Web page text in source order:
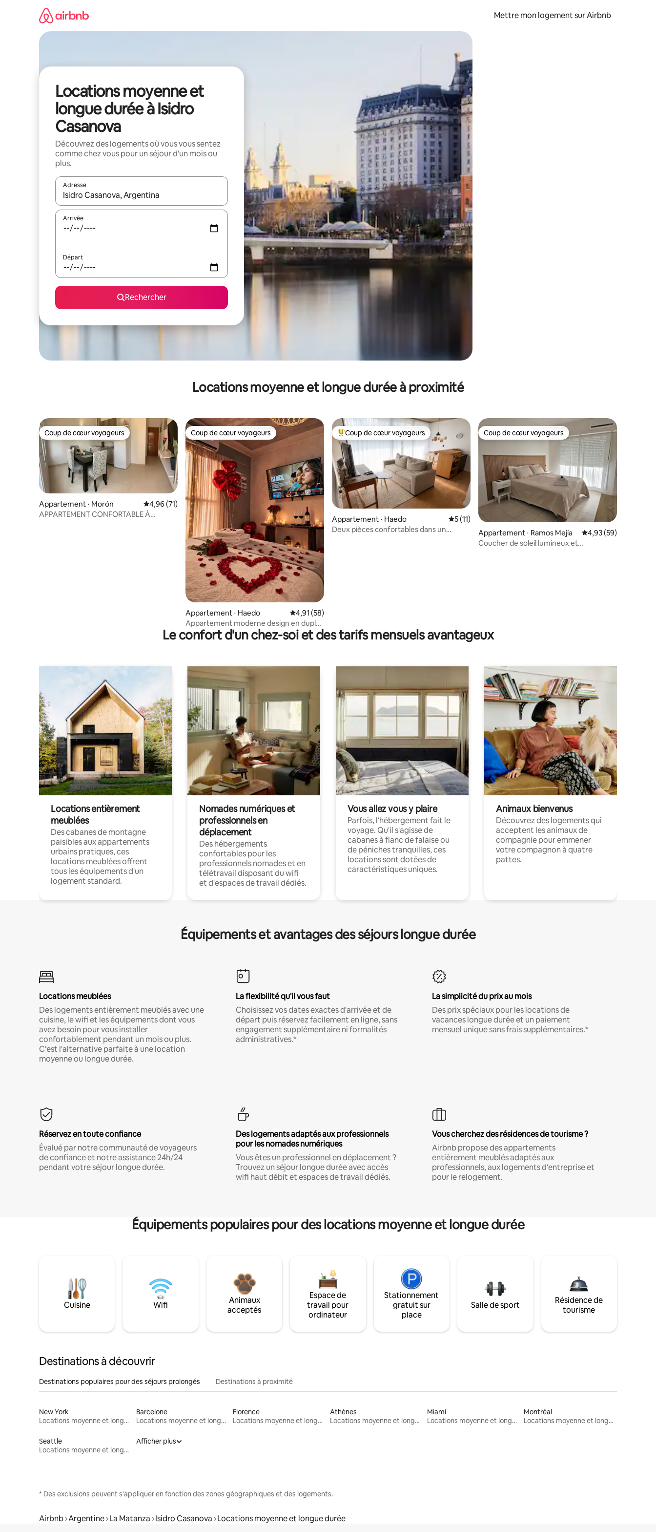
Mettre mon logement sur Airbnb
Locations moyenne et
longue durée à Isidro
Casanova
Découvrez des logements où vous vous sentez
comme chez vous pour un séjour d'un mois ou
plus.
Adresse
Lorsque les résultats s'affichent, utilisez les flèches vers le haut et vers le bas pour les parcourir ou en appuyant et en faisant glisser.
Arrivée
Départ
Rechercher
Locations moyenne et longue durée à proximité
Coup de cœur voyageurs
Coup de cœur voyageurs
Appartement ⋅ Morón Évaluation moyenne sur la base de 71 commentaires : 4,96 sur 5
4,96 (71)
APPARTEMENT CONFORTABLE À
Coup de cœur voyageurs
Coup de cœur voyageurs
Appartement ⋅ Haedo Évaluation moyenne sur la base de 58 commentaires : 4,91 sur 5
4,91 (58)
Appartement moderne design en duplex
à Haedo Centro
Coups de cœur voyageurs les plus appréciés
Coup de cœur voyageurs
Appartement ⋅ Haedo Évaluation moyenne sur la base de 11 commentaires : 5 sur 5
5 (11)
Deux pièces confortables dans un
Coup de cœur voyageurs
Coup de cœur voyageurs
Appartement ⋅ Ramos Mejía Évaluation moyenne
4,93 (59)
Coucher de soleil lumineux et
Le confort d'un chez-soi et des tarifs mensuels avantageux
Locations entièrement
meublées
Des cabanes de montagne
paisibles aux appartements
urbains pratiques, ces
locations meublées offrent
tous les équipements d'un
logement standard.
Nomades numériques et
professionnels en
déplacement
Des hébergements
confortables pour les
professionnels nomades et en
télétravail disposant du wifi
et d'espaces de travail dédiés.
Vous allez vous y plaire
Parfois, l'hébergement fait le
voyage. Qu'il s'agisse de
cabanes à flanc de falaise ou
de péniches tranquilles, ces
locations sont dotées de
caractéristiques uniques.
Animaux bienvenus
Découvrez des logements qui
acceptent les animaux de
compagnie pour emmener
votre compagnon à quatre
pattes.
Équipements et avantages des séjours longue durée
Locations meublées
Des logements entièrement meublés avec une
cuisine, le wifi et les équipements dont vous
avez besoin pour vous installer
confortablement pendant un mois ou plus.
C'est l'alternative parfaite à une location
moyenne ou longue durée.
La flexibilité qu'il vous faut
Choisissez vos dates exactes d'arrivée et de
départ puis réservez facilement en ligne, sans
engagement supplémentaire ni formalités
administratives.*
La simplicité du prix au mois
Des prix spéciaux pour les locations de
vacances longue durée et un paiement
mensuel unique sans frais supplémentaires.*
Réservez en toute confiance
Évalué par notre communauté de voyageurs
de confiance et notre assistance 24h/24
pendant votre séjour longue durée.
Des logements adaptés aux professionnels
pour les nomades numériques
Vous êtes un professionnel en déplacement ?
Trouvez un séjour longue durée avec accès
wifi haut débit et espaces de travail dédiés.
Vous cherchez des résidences de tourisme ?
Airbnb propose des appartements
entièrement meublés adaptés aux
professionnels, aux logements d'entreprise et
pour le relogement.
Équipements populaires pour des locations moyenne et longue durée
Cuisine Wifi
Animaux
acceptés
Espace de
travail pour
ordinateur
Stationnement
gratuit sur
place
Salle de sport
Résidence de
tourisme
Destinations à découvrir
Destinations populaires pour des séjours prolongés Destinations à proximité
New York
Locations moyenne et longue durée
Barcelone
Locations moyenne et longue durée
Florence
Locations moyenne et longue durée
Athènes
Locations moyenne et longue durée
Miami
Locations moyenne et longue durée
Montréal
Locations moyenne et longue durée
Seattle
Locations moyenne et longue durée
Afficher plus
* Des exclusions peuvent s'appliquer en fonction des zones géographiques et des logements.
Airbnb Argentine La Matanza Isidro Casanova Locations moyenne et longue durée